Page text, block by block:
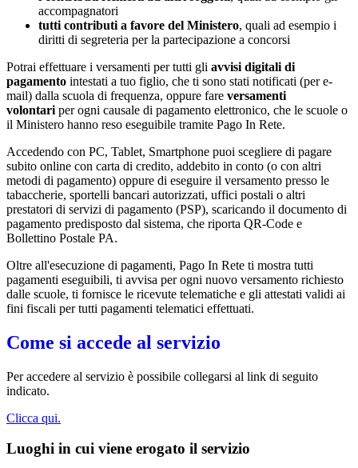
accompagnatori
tutti contributi a favore del Ministero, quali ad esempio i
diritti di segreteria per la partecipazione a concorsi
Potrai effettuare i versamenti per tutti gli avvisi digitali di
pagamento intestati a tuo figlio, che ti sono stati notificati (per e-
mail) dalla scuola di frequenza, oppure fare versamenti
volontari per ogni causale di pagamento elettronico, che le scuole o
il Ministero hanno reso eseguibile tramite Pago In Rete.
Accedendo con PC, Tablet, Smartphone puoi scegliere di pagare
subito online con carta di credito, addebito in conto (o con altri
metodi di pagamento) oppure di eseguire il versamento presso le
tabaccherie, sportelli bancari autorizzati, uffici postali o altri
prestatori di servizi di pagamento (PSP), scaricando il documento di
pagamento predisposto dal sistema, che riporta QR-Code e
Bollettino Postale PA.
Oltre all'esecuzione di pagamenti, Pago In Rete ti mostra tutti
pagamenti eseguibili, ti avvisa per ogni nuovo versamento richiesto
dalle scuole, ti fornisce le ricevute telematiche e gli attestati validi ai
fini fiscali per tutti pagamenti telematici effettuati.
Come si accede al servizio
Per accedere al servizio è possibile collegarsi al link di seguito
indicato.
Clicca qui.
Luoghi in cui viene erogato il servizio